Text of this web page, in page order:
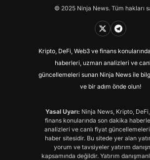
© 2025 Ninja News. Tüm hakları
Kripto, DeFi, Web3 ve finans
haberleri, uzman analizleri ve
güncellemeleri sunan Ninja News ile
ve bir adım önde olun!
Yasal Uyarı: Ninja News, Kripto,
finans konularında son dakika
analizleri ve canlı fiyat
haber sitesidir. Bu sitede yer alan
yorum ve tavsiyeler yatırım
kapsamında değildir. Yatırım